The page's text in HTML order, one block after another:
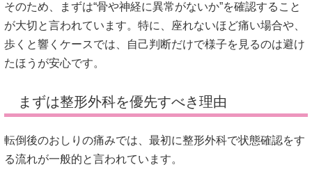
そのため、まずは“骨や神経に異常がないか”を確認すること
が大切と言われています。特に、座れないほど痛い場合や、
歩くと響くケースでは、自己判断だけで様子を見るのは避け
たほうが安心です。
まずは整形外科を優先すべき理由
転倒後のおしりの痛みでは、最初に整形外科で状態確認をす
る流れが一般的と言われています。